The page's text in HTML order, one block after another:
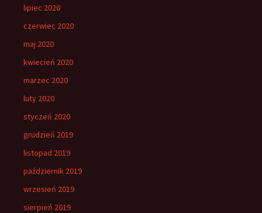
lipiec 2020
czerwiec 2020
maj 2020
kwiecień 2020
marzec 2020
luty 2020
styczeń 2020
grudzień 2019
listopad 2019
październik 2019
wrzesień 2019
sierpień 2019